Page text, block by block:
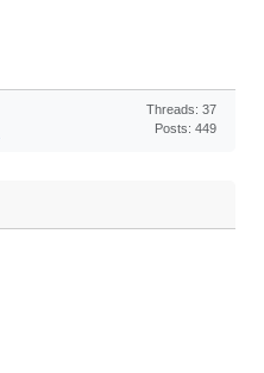
Threads: 37
Posts: 449